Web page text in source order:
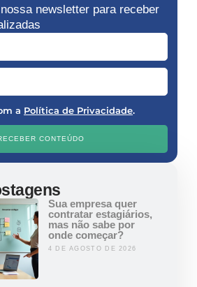
newsletter para receber
a Política de Privacidade.
CONTEÚDO
Sua empresa quer
contratar estagiários,
mas não sabe por
onde começar?
4 DE AGOSTO DE 2026